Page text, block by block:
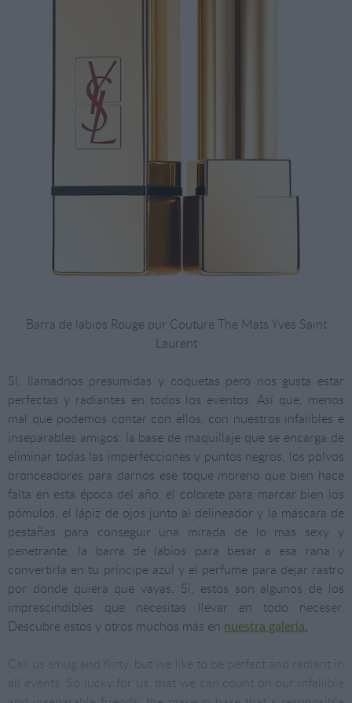
Barra de labios Rouge pur Couture The Mats Yves Saint
Laurent
Sí, llamadnos presumidas y coquetas pero nos gusta estar
perfectas y radiantes en todos los eventos. Así que, menos
mal que podemos contar con ellos, con nuestros infalibles e
inseparables amigos: la base de maquillaje que se encarga de
eliminar todas las imperfecciones y puntos negros, los polvos
bronceadores para darnos ese toque moreno que bien hace
falta en esta época del año, el colorete para marcar bien los
pómulos, el lápiz de ojos junto al delineador y la máscara de
pestañas para conseguir una mirada de lo más sexy y
penetrante, la barra de labios para besar a esa rana y
convertirla en tu príncipe azul y el perfume para dejar rastro
por donde quiera que vayas. Sí, estos son algunos de los
imprescindibles que necesitas llevar en todo neceser.
Descubre estos y otros muchos más en nuestra galería.
Call us smug and flirty, but we like to be perfect and radiant in
all events. So lucky for us, that we can count on our infallible